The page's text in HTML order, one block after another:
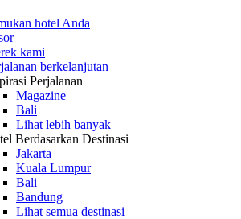
hotel Anda
kami
berkelanjutan
Perjalanan
Magazine
Bali
Lihat lebih banyak
Berdasarkan Destinasi
Jakarta
Kuala Lumpur
Bali
Bandung
Lihat semua destinasi